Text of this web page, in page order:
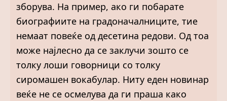
зборува. На пример, ако ги побарате
биографиите на градоначалниците, тие
немаат повеќе од десетина редови. Од тоа
може најлесно да се заклучи зошто се
толку лоши говорници со толку
сиромашен вокабулар. Ниту еден новинар
веќе не се осмелува да ги праша како